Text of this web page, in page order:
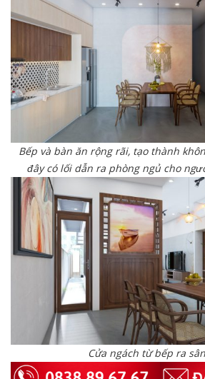
Bếp và bàn ăn rộng rãi, tạo thành
đây có lối dẫn ra phòng ngủ cho
Cửa ngách từ bếp ra